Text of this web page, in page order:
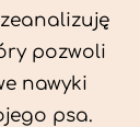
pozwoli
nawyki
psa.